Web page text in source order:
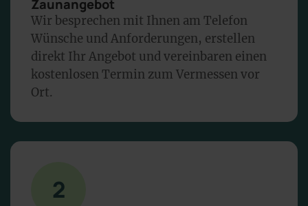
Zaunangebot
Wir besprechen mit Ihnen am Telefon
Wünsche und Anforderungen, erstellen
direkt Ihr Angebot und vereinbaren einen
kostenlosen Termin zum Vermessen vor
Ort.
2